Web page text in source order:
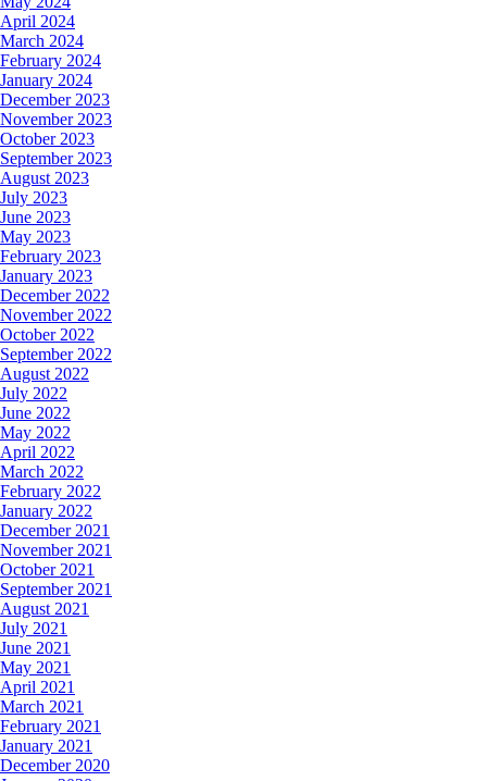
April 2024
March 2024
February 2024
January 2024
December 2023
November 2023
October 2023
September 2023
August 2023
July 2023
June 2023
May 2023
February 2023
January 2023
December 2022
November 2022
October 2022
September 2022
August 2022
July 2022
June 2022
May 2022
April 2022
March 2022
February 2022
January 2022
December 2021
November 2021
October 2021
September 2021
August 2021
July 2021
June 2021
May 2021
April 2021
March 2021
February 2021
January 2021
December 2020